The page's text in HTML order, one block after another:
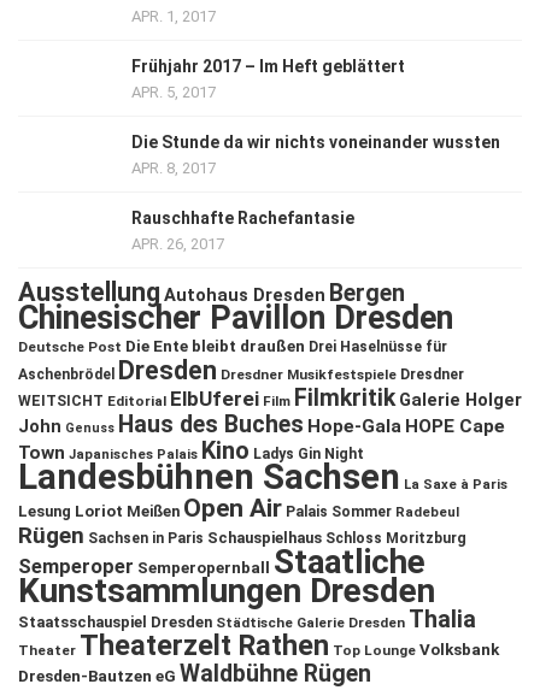
APR. 1, 2017
Frühjahr 2017 – Im Heft geblättert
APR. 5, 2017
Die Stunde da wir nichts voneinander wussten
APR. 8, 2017
Rauschhafte Rachefantasie
APR. 26, 2017
Ausstellung Autohaus Dresden Bergen
Chinesischer Pavillon Dresden
Deutsche Post Die Ente bleibt draußen Drei Haselnüsse für
Aschenbrödel
Dresden Dresdner Musikfestspiele Dresdner
WEITSICHT Editorial ElbUferei Film Filmkritik Galerie Holger
John Genuss Haus des Buches Hope-Gala HOPE Cape
Town Japanisches Palais Kino Ladys Gin Night
Landesbühnen Sachsen La Saxe à Paris
Lesung Loriot Meißen Open Air Palais Sommer Radebeul
Rügen Sachsen in Paris Schauspielhaus Schloss Moritzburg
Semperoper Semperopernball Staatliche
Kunstsammlungen Dresden
Staatsschauspiel Dresden Städtische Galerie Dresden Thalia
Theater Theaterzelt Rathen Top Lounge Volksbank
Dresden-Bautzen eG Waldbühne Rügen